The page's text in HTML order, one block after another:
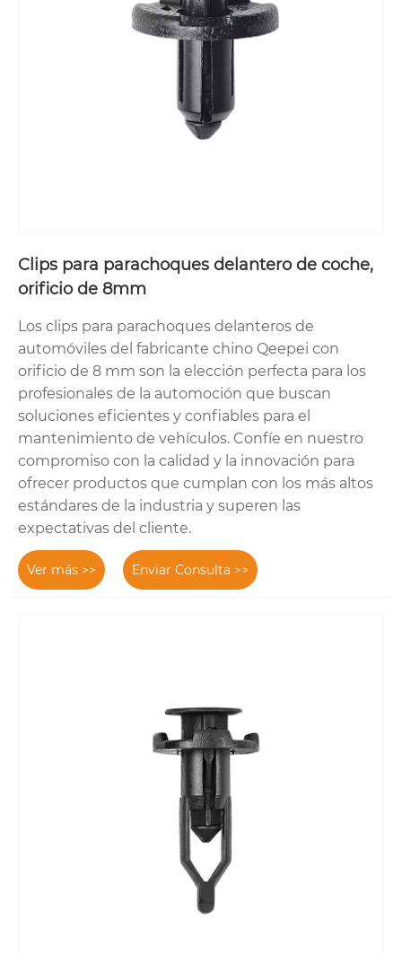
Clips para parachoques delantero de coche,
orificio de 8mm
Los clips para parachoques delanteros de
automóviles del fabricante chino Qeepei con
orificio de 8 mm son la elección perfecta para los
profesionales de la automoción que buscan
soluciones eficientes y confiables para el
mantenimiento de vehículos. Confíe en nuestro
compromiso con la calidad y la innovación para
ofrecer productos que cumplan con los más altos
estándares de la industria y superen las
expectativas del cliente.
Ver más >> Enviar Consulta >>